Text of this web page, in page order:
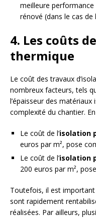
meilleure
rénové (dans le cas de
4. Les coûts
thermique
Le coût des travaux
nombreux facteurs, tels
l’épaisseur des
complexité du chantier.
Le coût de l’isolation
euros par m², pose
Le coût de l’isolation
200 euros par m²,
Toutefois, il est
sont rapidement
réalisées. Par ailleurs,